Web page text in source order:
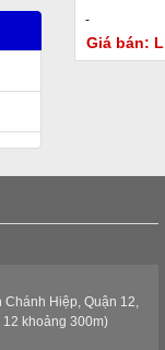
Giá bán:
Hiệp, Quận 12,
12 khoảng 300m)